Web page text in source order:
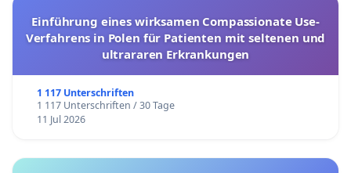
Einführung eines wirksamen Compassionate Use-
Verfahrens in Polen für Patienten mit seltenen und
ultrararen Erkrankungen
1 117 Unterschriften
1 117 Unterschriften / 30 Tage
11 Jul 2026